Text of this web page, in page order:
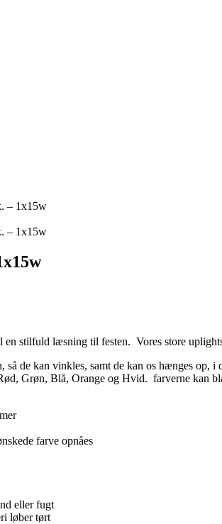
– 1x15w
– 1x15w
stilfuld læsning til festen. Vores store
så de kan vinkles, samt de kan os hænges
Grøn, Blå, Orange og Hvid. farverne kan
farve opnåes
eller fugt
løber tørt